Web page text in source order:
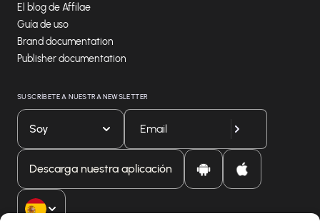
El blog de Affilae
Guía de uso
Brand documentation
Publisher documentation
SUSCRÍBETE A NUESTRA NEWSLETTER
Soy
Descarga nuestra aplicación